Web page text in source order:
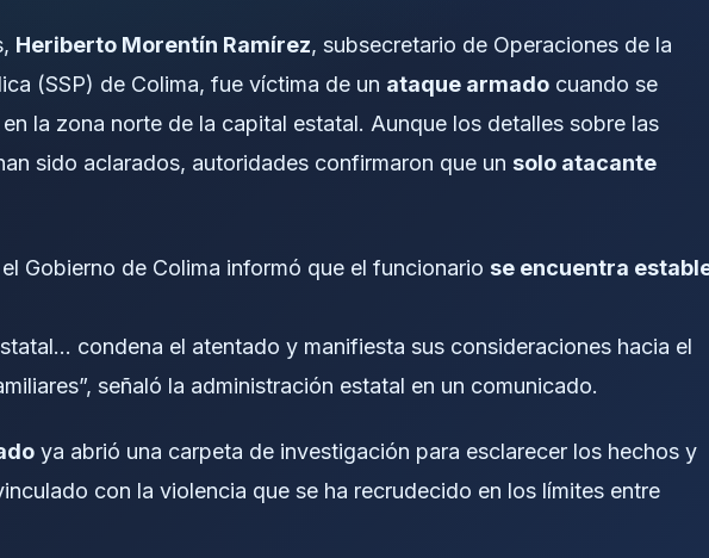
Heriberto Morentín Ramírez, subsecretario de Operaciones de la
(SSP) de Colima, fue víctima de un ataque armado cuando se
la zona norte de la capital estatal. Aunque los detalles sobre las
sido aclarados, autoridades confirmaron que un solo atacante
Gobierno de Colima informó que el funcionario se encuentra
condena el atentado y manifiesta sus consideraciones hacia el
señaló la administración estatal en un comunicado.
ya abrió una carpeta de investigación para esclarecer los hechos y
con la violencia que se ha recrudecido en los límites entre